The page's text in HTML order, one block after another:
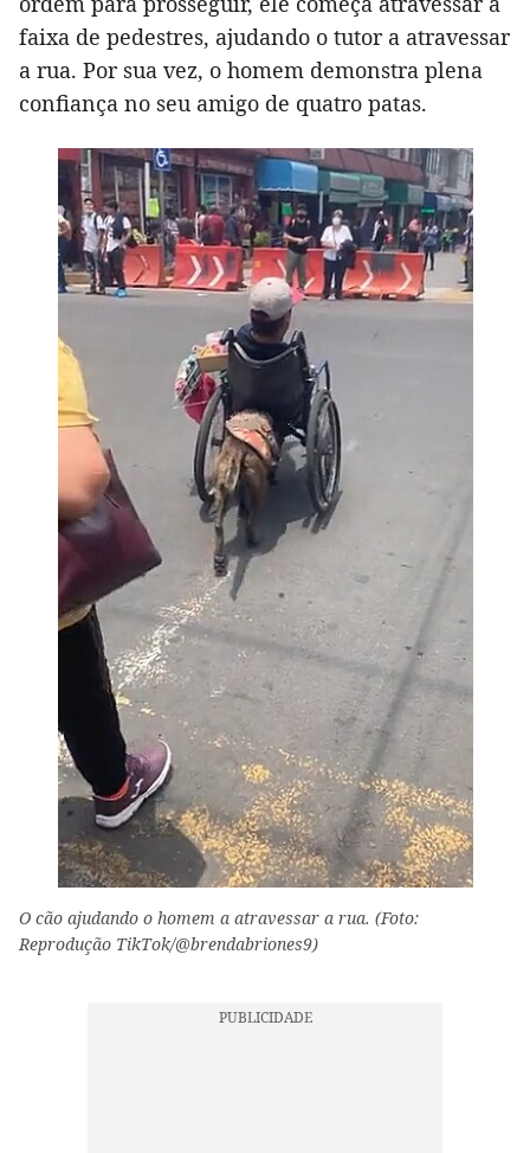
faixa de pedestres, ajudando o tutor a atravessar
a rua. Por sua vez, o homem demonstra plena
confiança no seu amigo de quatro patas.
O cão ajudando o homem a atravessar a rua. (Foto:
Reprodução TikTok/@brendabriones9)